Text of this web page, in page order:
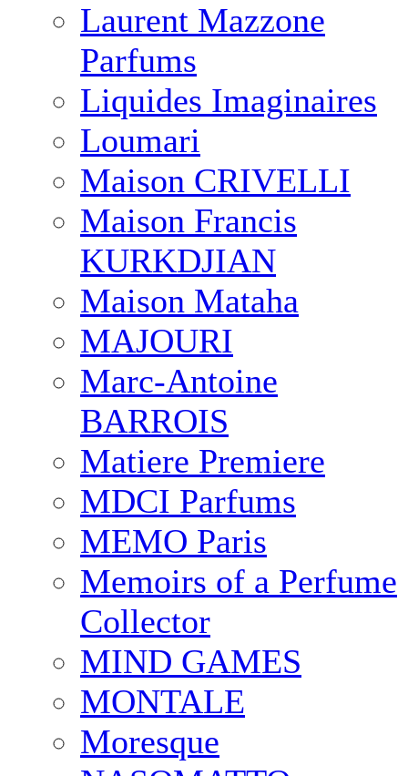
Laurent Mazzone
Parfums
Liquides Imaginaires
Loumari
Maison CRIVELLI
Maison Francis
KURKDJIAN
Maison Mataha
MAJOURI
Marc-Antoine
BARROIS
Matiere Premiere
MDCI Parfums
MEMO Paris
Memoirs of a Perfume
Collector
MIND GAMES
MONTALE
Moresque